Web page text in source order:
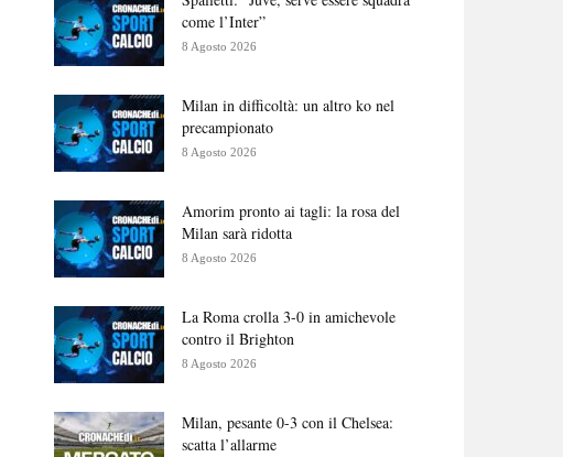
come l’Inter”
8 Agosto 2026
Milan in difficoltà: un altro ko nel
precampionato
8 Agosto 2026
Amorim pronto ai tagli: la rosa del
Milan sarà ridotta
8 Agosto 2026
La Roma crolla 3-0 in amichevole
contro il Brighton
8 Agosto 2026
Milan, pesante 0-3 con il Chelsea:
scatta l’allarme